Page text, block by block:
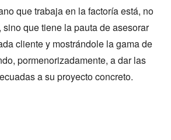
que trabaja en la factoría está, no
que tiene la pauta de asesorar
cliente y mostrándole la gama de
pormenorizadamente, a dar las
a su proyecto concreto.